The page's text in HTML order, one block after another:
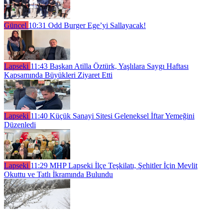
Güncel 10:31 Odd Burger Ege’yi Sallayacak!
Lapseki 11:43 Başkan Atilla Öztürk, Yaşlılara Saygı Haftası
Kapsamında Büyükleri Ziyaret Etti
Lapseki 11:40 Küçük Sanayi Sitesi Geleneksel İftar Yemeğini
Düzenledi
Lapseki 11:29 MHP Lapseki İlçe Teşkilatı, Şehitler İçin Mevlit
Okuttu ve Tatlı İkramında Bulundu